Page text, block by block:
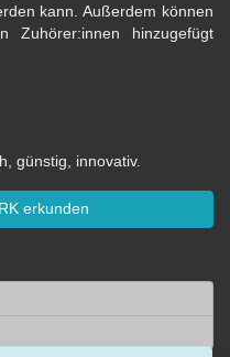
kann. Außerdem können
Zuhörer:innen hinzugefügt
günstig, innovativ.
erkunden